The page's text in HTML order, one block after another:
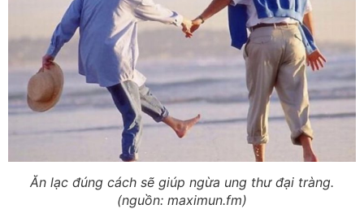
Ăn lạc đúng cách sẽ giúp ngừa ung thư đại tràng.
(nguồn: maximun.fm)